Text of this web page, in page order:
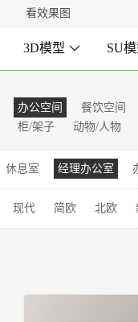
看效果图
3D模型  SU
办公空间
餐饮空间
柜/架子 动物/人物
休息室 经理办公室
现代 简欧 北欧